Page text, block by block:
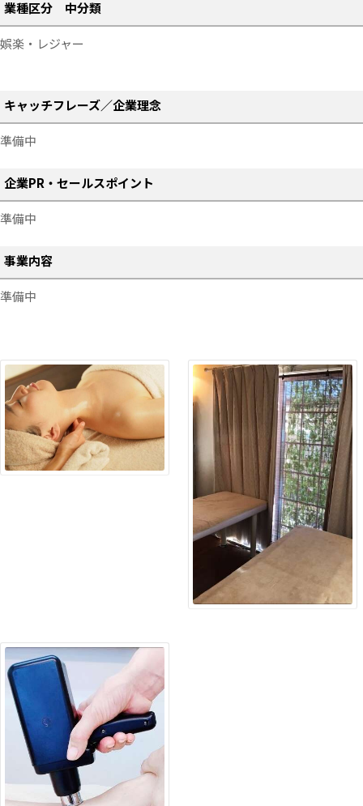
業種区分 中分類
娯楽・レジャー
キャッチフレーズ／企業理念
準備中
企業PR・セールスポイント
準備中
事業内容
準備中